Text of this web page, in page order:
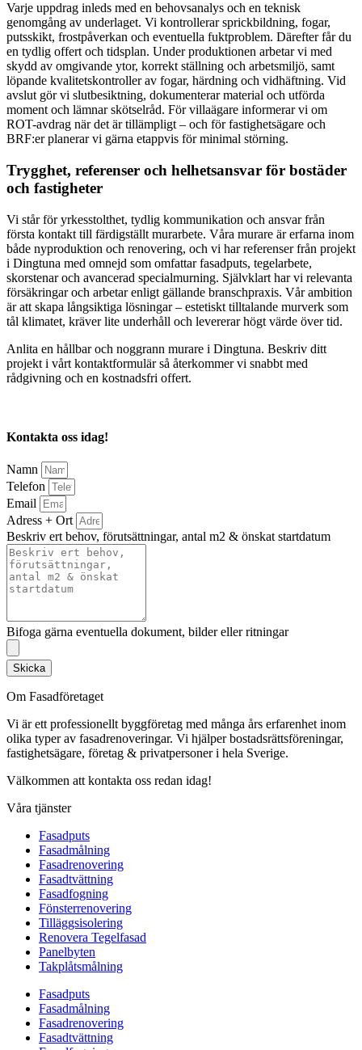
Varje uppdrag inleds med en behovsanalys och en teknisk
genomgång av underlaget. Vi kontrollerar sprickbildning, fogar,
putsskikt, frostpåverkan och eventuella fuktproblem. Därefter får du
en tydlig offert och tidsplan. Under produktionen arbetar vi med
skydd av omgivande ytor, korrekt ställning och arbetsmiljö, samt
löpande kvalitetskontroller av fogar, härdning och vidhäftning. Vid
avslut gör vi slutbesiktning, dokumenterar material och utförda
moment och lämnar skötselråd. För villaägare informerar vi om
ROT-avdrag när det är tillämpligt – och för fastighetsägare och
BRF:er planerar vi gärna etappvis för minimal störning.
Trygghet, referenser och helhetsansvar för bostäder
och fastigheter
Vi står för yrkesstolthet, tydlig kommunikation och ansvar från
första kontakt till färdigställt murarbete. Våra murare är erfarna inom
både nyproduktion och renovering, och vi har referenser från projekt
i Dingtuna med omnejd som omfattar fasadputs, tegelarbete,
skorstenar och avancerad specialmurning. Självklart har vi relevanta
försäkringar och arbetar enligt gällande branschpraxis. Vår ambition
är att skapa långsiktiga lösningar – estetiskt tilltalande murverk som
tål klimatet, kräver lite underhåll och levererar högt värde över tid.
Anlita en hållbar och noggrann murare i Dingtuna. Beskriv ditt
projekt i vårt kontaktformulär så återkommer vi snabbt med
rådgivning och en kostnadsfri offert.
Kontakta oss idag!
Namn
Telefon
Email
Adress + Ort
Beskriv ert behov, förutsättningar, antal m2 & önskat startdatum
Bifoga gärna eventuella dokument, bilder eller ritningar
Skicka
Om Fasadföretaget
Vi är ett professionellt byggföretag med många års erfarenhet inom
olika typer av fasadrenoveringar. Vi hjälper bostadsrättsföreningar,
fastighetsägare, företag & privatpersoner i hela Sverige.
Välkommen att kontakta oss redan idag!
Våra tjänster
Fasadputs
Fasadmålning
Fasadrenovering
Fasadtvättning
Fasadfogning
Fönsterrenovering
Tilläggsisolering
Renovera Tegelfasad
Panelbyten
Takplåtsmålning
Fasadputs
Fasadmålning
Fasadrenovering
Fasadtvättning